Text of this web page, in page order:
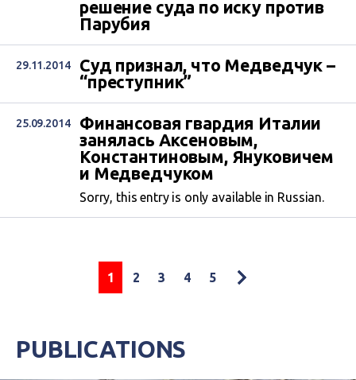
решение суда по иску против
Парубия
29.11.2014
Суд признал, что Медведчук –
“преступник”
25.09.2014
Финансовая гвардия Италии
занялась Аксеновым,
Константиновым, Януковичем
и Медведчуком
Sorry, this entry is only available in Russian.
1 2 3 4 5
PUBLICATIONS